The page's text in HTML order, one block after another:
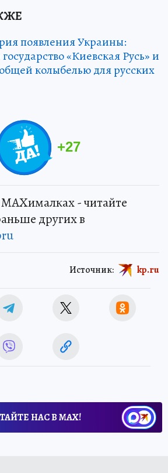
появления Украины:
«Киевская Русь» и
колыбелью для русских
+27
- читайте
других в
Источник: kp.ru
НАС В МАХ!